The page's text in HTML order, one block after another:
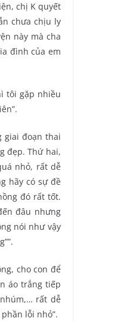
chị K quyết
chưa chịu ly
này mà cha
đình của em
tôi gặp nhiều
giai đoạn thai
đẹp. Thứ hai,
nhỏ, rất dễ
hãy có sự đề
đó rất tốt.
đâu nhưng
nói như vậy
cho con để
áo trắng tiếp
rất dễ
lỗi nhỏ”.